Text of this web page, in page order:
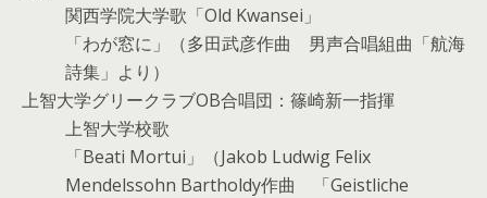
関西学院大学歌「Old Kwansei」
「わが窓に」（多田武彦作曲 男声合唱組曲「航海
詩集」より）
上智大学グリークラブOB合唱団：篠崎新一指揮
上智大学校歌
「Beati Mortui」（Jakob Ludwig Felix
Mendelssohn Bartholdy作曲 「Geistliche